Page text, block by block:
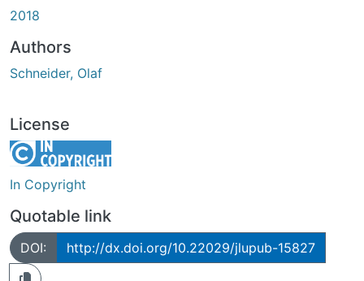
2018
Authors
Schneider, Olaf
License
In Copyright
Quotable link
DOI: http://dx.doi.org/10.22029/jlupub-15827